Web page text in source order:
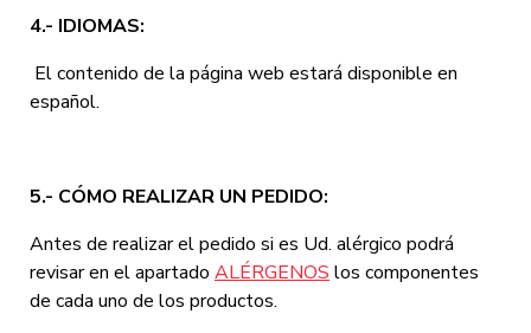
4.- IDIOMAS:
El contenido de la página web estará disponible en
español.
5.- CÓMO REALIZAR UN PEDIDO:
Antes de realizar el pedido si es Ud. alérgico podrá
revisar en el apartado ALÉRGENOS los componentes
de cada uno de los productos.